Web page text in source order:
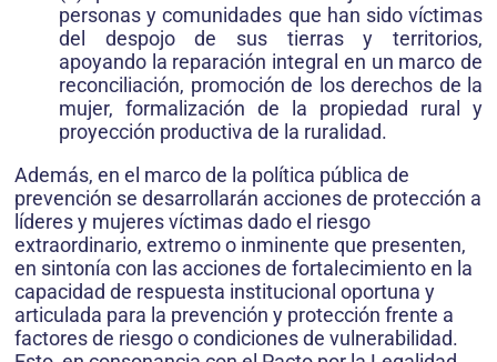
personas y comunidades que han sido víctimas
del despojo de sus tierras y territorios,
apoyando la reparación integral en un marco de
reconciliación, promoción de los derechos de la
mujer, formalización de la propiedad rural y
proyección productiva de la ruralidad.
Además, en el marco de la política pública de
prevención se desarrollarán acciones de protección a
líderes y mujeres víctimas dado el riesgo
extraordinario, extremo o inminente que presenten,
en sintonía con las acciones de fortalecimiento en la
capacidad de respuesta institucional oportuna y
articulada para la prevención y protección frente a
factores de riesgo o condiciones de vulnerabilidad.